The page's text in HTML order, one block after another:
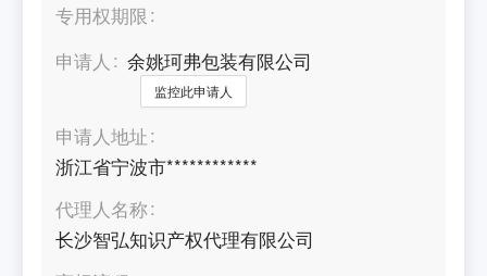
专用权期限
申请人
余姚珂弗包装有限公司
监控此申请人
申请人地址
浙江省宁波市************
代理人名称
长沙智弘知识产权代理有限公司